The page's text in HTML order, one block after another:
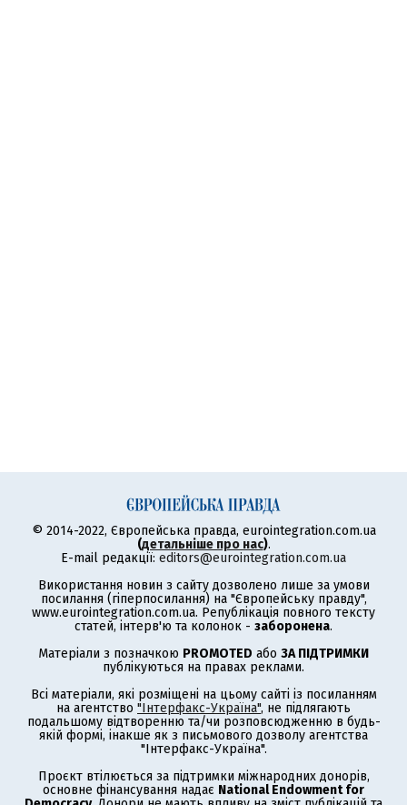
© 2014-2022, Європейська правда, eurointegration.com.ua
(детальніше про нас).
E-mail редакції: editors@eurointegration.com.ua
Використання новин з сайту дозволено лише за умови
посилання (гіперпосилання) на "Європейську правду",
www.eurointegration.com.ua. Републікація повного тексту
статей, інтерв'ю та колонок - заборонена.
Матеріали з позначкою PROMOTED або ЗА ПІДТРИМКИ
публікуються на правах реклами.
Всі матеріали, які розміщені на цьому сайті із посиланням
на агентство "Інтерфакс-Україна", не підлягають
подальшому відтворенню та/чи розповсюдженню в будь-
якій формі, інакше як з письмового дозволу агентства
"Інтерфакс-Україна".
Проєкт втілюється за підтримки міжнародних донорів,
основне фінансування надає National Endowment for